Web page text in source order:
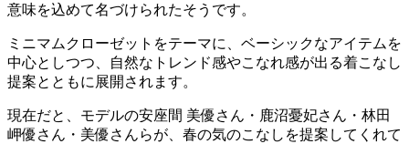
意味を込めて名づけられたそうです。
ミニマムクローゼットをテーマに、ベーシックなアイテムを
中心としつつ、自然なトレンド感やこなれ感が出る着こなし
提案とともに展開されます。
現在だと、モデルの安座間 美優さん・鹿沼憂妃さん・林田
岬優さん・美優さんらが、春の気のこなしを提案してくれて